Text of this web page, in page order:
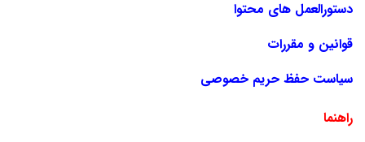
دستورالعمل های محتوا
قوانین و مقررات
سیاست حفظ حریم خصوصی
راهنما